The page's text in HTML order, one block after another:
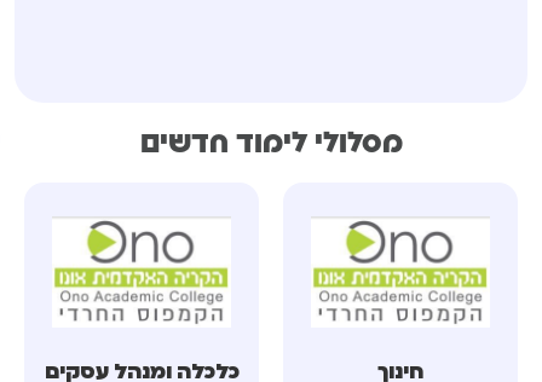
מסלולי לימוד חדשים
חינוך כלכלה ומנהל עסקים